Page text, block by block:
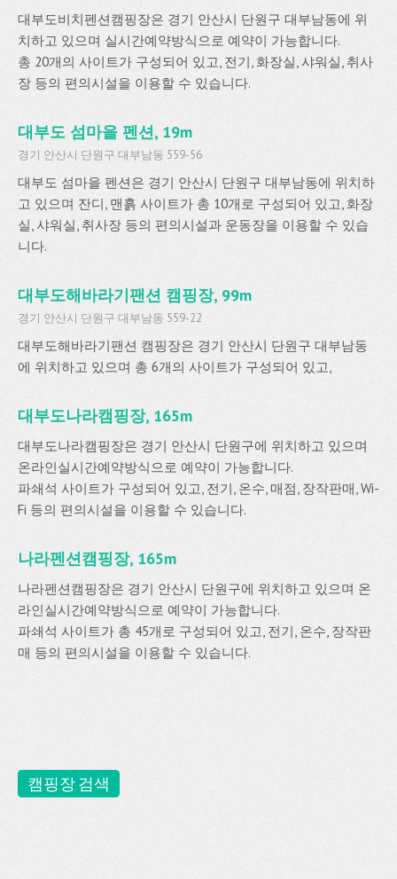
대부도비치펜션캠핑장은 경기 안산시 단원구 대부남동에 위
치하고 있으며 실시간예약방식으로 예약이 가능합니다.
총 20개의 사이트가 구성되어 있고, 전기, 화장실, 샤워실, 취사
장 등의 편의시설을 이용할 수 있습니다.
대부도 섬마을 펜션, 19m
경기 안산시 단원구 대부남동 559-56
대부도 섬마을 펜션은 경기 안산시 단원구 대부남동에 위치하
고 있으며 잔디, 맨흙 사이트가 총 10개로 구성되어 있고, 화장
실, 샤워실, 취사장 등의 편의시설과 운동장을 이용할 수 있습
니다.
대부도해바라기팬션 캠핑장, 99m
경기 안산시 단원구 대부남동 559-22
대부도해바라기팬션 캠핑장은 경기 안산시 단원구 대부남동
에 위치하고 있으며 총 6개의 사이트가 구성되어 있고,
대부도나라캠핑장, 165m
대부도나라캠핑장은 경기 안산시 단원구에 위치하고 있으며
온라인실시간예약방식으로 예약이 가능합니다.
파쇄석 사이트가 구성되어 있고, 전기, 온수, 매점, 장작판매, Wi-
Fi 등의 편의시설을 이용할 수 있습니다.
나라펜션캠핑장, 165m
나라펜션캠핑장은 경기 안산시 단원구에 위치하고 있으며 온
라인실시간예약방식으로 예약이 가능합니다.
파쇄석 사이트가 총 45개로 구성되어 있고, 전기, 온수, 장작판
매 등의 편의시설을 이용할 수 있습니다.
캠핑장 검색